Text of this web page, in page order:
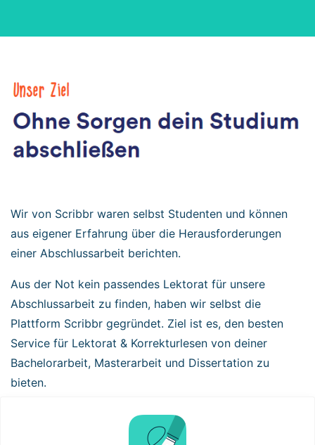
Wir von Scribbr waren selbst Studenten und können
aus eigener Erfahrung über die Herausforderungen
einer Abschlussarbeit berichten.
Aus der Not kein passendes Lektorat für unsere
Abschlussarbeit zu finden, haben wir selbst die
Plattform Scribbr gegründet. Ziel ist es, den besten
Service für Lektorat & Korrekturlesen von deiner
Bachelorarbeit, Masterarbeit und Dissertation zu
bieten.